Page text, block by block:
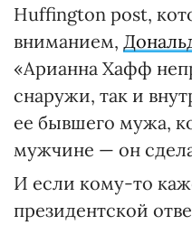
Huffington post,
вниманием,
«Арианна Хафф
снаружи, так и
ее бывшего мужа,
мужчине — он
И если кому-то
президентской